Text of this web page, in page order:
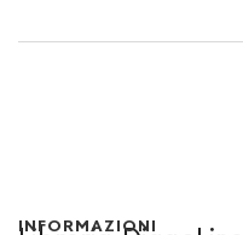
INFORMAZIONI